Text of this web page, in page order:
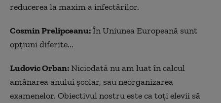
reducerea la maxim a infectărilor.
Cosmin Prelipceanu:În Uniunea Europeană sunt
opțiuni diferite...
Ludovic Orban:Niciodată nu am luat în calcul
amânarea anului școlar, sau neorganizarea
examenelor. Obiectivul nostru este ca toți elevii să